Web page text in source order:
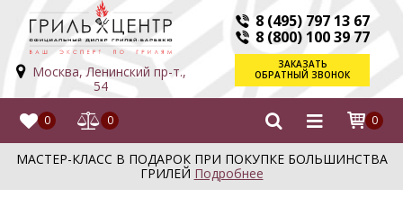
Москва, Ленинский пр-т.,
54
8 (495) 797 13 67
8 (800) 100 39 77
ЗАКАЗАТЬ
ОБРАТНЫЙ ЗВОНОК
0 0 0
МАСТЕР-КЛАСС В ПОДАРОК ПРИ ПОКУПКЕ БОЛЬШИНСТВА
ГРИЛЕЙ Подробнее